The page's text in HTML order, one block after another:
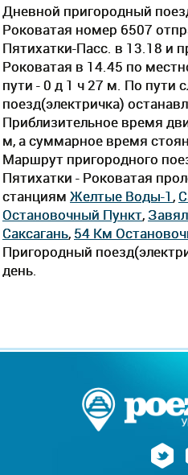
Дневной пригородный
Роковатая номер 6507
Пятихатки-Пасс. в 13.18 и
Роковатая в 14.45 по
пути - 0 д 1 ч 27 м. По пути
поезд(электричка)
Приблизительное время
м, а суммарное время
Маршрут пригородного
Пятихатки - Роковатая
станциям Желтые Воды-1 ,
Остановочный Пункт,
Саксагань, 54 Км
Пригородный
день.